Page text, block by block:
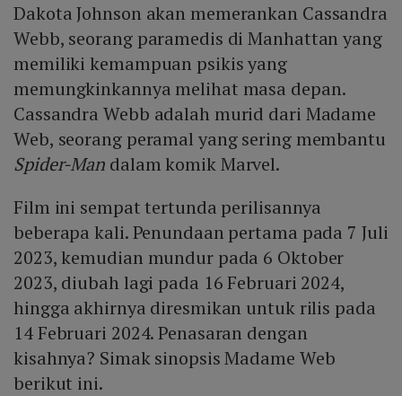
Mute
Dakota Johnson akan memerankan Cassandra
Webb, seorang paramedis di Manhattan yang
memiliki kemampuan psikis yang
memungkinkannya melihat masa depan.
Cassandra Webb adalah murid dari Madame
Web, seorang peramal yang sering membantu
Spider-Man dalam komik Marvel.
Film ini sempat tertunda perilisannya
beberapa kali. Penundaan pertama pada 7 Juli
2023, kemudian mundur pada 6 Oktober
2023, diubah lagi pada 16 Februari 2024,
hingga akhirnya diresmikan untuk rilis pada
14 Februari 2024. Penasaran dengan
kisahnya? Simak sinopsis Madame Web
berikut ini.